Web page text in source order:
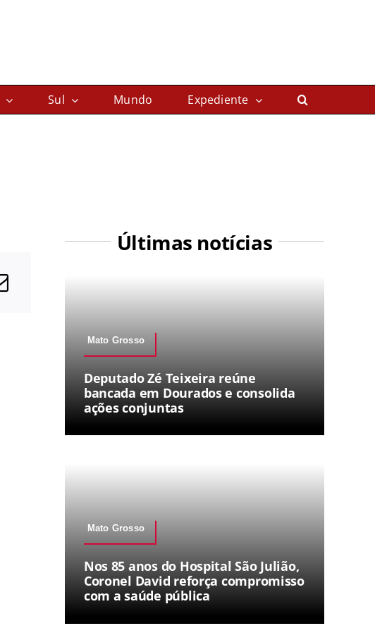
Sul Mundo Expediente
Últimas notícias
Mato Grosso
Deputado Zé Teixeira reúne
bancada em Dourados e consolida
ações conjuntas
Mato Grosso
Nos 85 anos do Hospital São Julião,
Coronel David reforça compromisso
com a saúde pública